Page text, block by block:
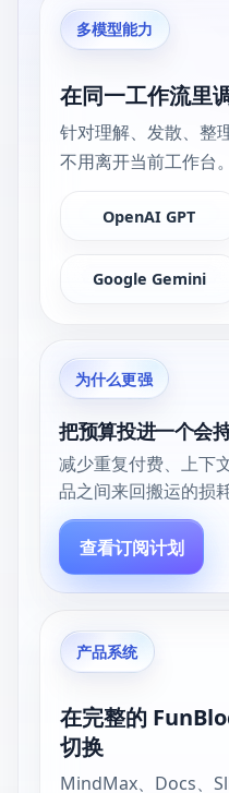
多模型能力
在同一工作流里
针对理解、发散、整
不用离开当前工作台。
OpenAI GPT
Google Gemini
为什么更强
把预算投进一个会
减少重复付费、上下
品之间来回搬运的损耗
查看订阅计划
产品系统
在完整的
切换
MindMax、Docs、